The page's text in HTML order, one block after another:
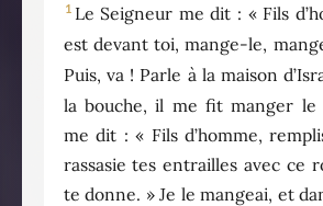
1 Le Seigneur me dit : « Fils
est devant toi, mange-le,
Puis, va ! Parle à la maison
la bouche, il me fit manger le
me dit : « Fils d’homme,
rassasie tes entrailles avec ce
te donne. » Je le mangeai, et